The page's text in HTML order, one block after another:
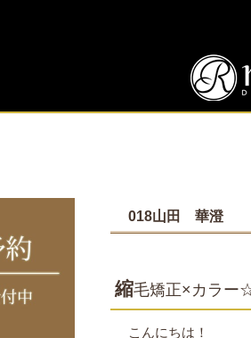
018山田 華澄
縮毛矯正×カラー
こんにちは！